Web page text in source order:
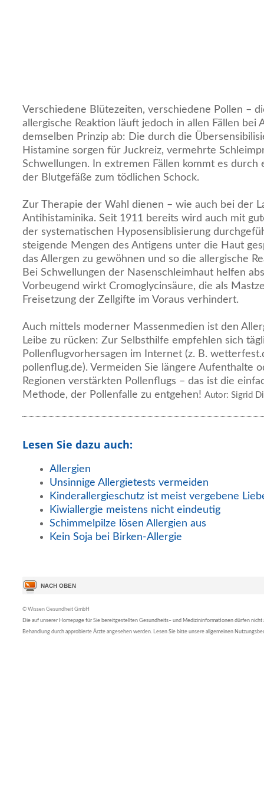
Verschiedene Blütezeiten, verschiedene Pollen –
allergische Reaktion läuft jedoch in allen Fällen bei
demselben Prinzip ab: Die durch die
Histamine sorgen für Juckreiz, vermehrte
Schwellungen. In extremen Fällen kommt es durch
der Blutgefäße zum tödlichen Schock.
Zur Therapie der Wahl dienen – wie auch bei der
Antihistaminika. Seit 1911 bereits wird auch mit
der systematischen Hyposensiblisierung
steigende Mengen des Antigens unter die Haut
das Allergen zu gewöhnen und so die allergische
Bei Schwellungen der Nasenschleimhaut helfen
Vorbeugend wirkt Cromoglycinsäure, die als
Freisetzung der Zellgifte im Voraus verhindert.
Auch mittels moderner Massenmedien ist den
Leibe zu rücken: Zur Selbsthilfe empfehlen sich
Pollenflugvorhersagen im Internet (z. B.
pollenflug.de). Vermeiden Sie längere Aufenthalte
Regionen verstärkten Pollenflugs – das ist die
Methode, der Pollenfalle zu entgehen! Autor: Sigrid
Lesen Sie dazu auch:
Allergien
Unsinnige Allergietests vermeiden
Kinderallergieschutz ist meist vergebene
Kiwiallergie meistens nicht eindeutig
Schimmelpilze lösen Allergien aus
Kein Soja bei Birken-Allergie
© Wissen Gesundheit GmbH
Die auf unserer Homepage für Sie bereitgestellten Gesundheits– und Medizininformationen dürfen nicht
Behandlung durch approbierte Ärzte angesehen werden. Lesen Sie bitte unsere allgemeinen